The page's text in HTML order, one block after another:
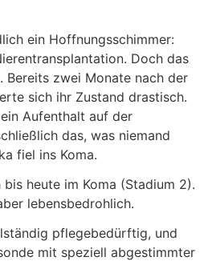
ein Hoffnungsschimmer:
Doch das
Bereits zwei Monate nach der
sich ihr Zustand drastisch.
Aufenthalt auf der
das, was niemand
fiel ins Koma.
heute im Koma (Stadium 2).
lebensbedrohlich.
pflegebedürftig, und
mit speziell abgestimmter